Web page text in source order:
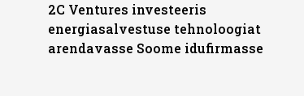
2C Ventures investeeris
energiasalvestuse tehnoloogiat
arendavasse Soome idufirmasse